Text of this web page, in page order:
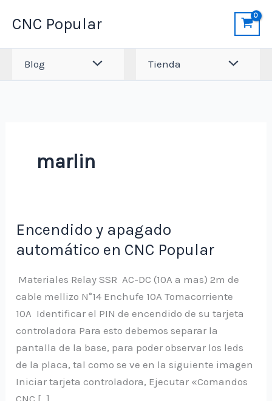
CNC Popular
Blog Tienda
marlin
Encendido y apagado
automático en CNC Popular
Materiales Relay SSR AC-DC (10A a mas) 2m de
cable mellizo N°14 Enchufe 10A Tomacorriente
10A Identificar el PIN de encendido de su tarjeta
controladora Para esto debemos separar la
pantalla de la base, para poder observar los leds
de la placa, tal como se ve en la siguiente imagen
Iniciar tarjeta controladora, Ejecutar «Comandos
CNC […]